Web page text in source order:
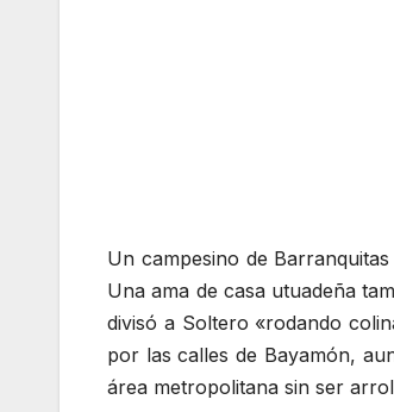
Un campesino de
Una ama de casa utuadeña
divisó a Soltero «rodando
por las calles de Bayamón,
área metropolitana sin ser